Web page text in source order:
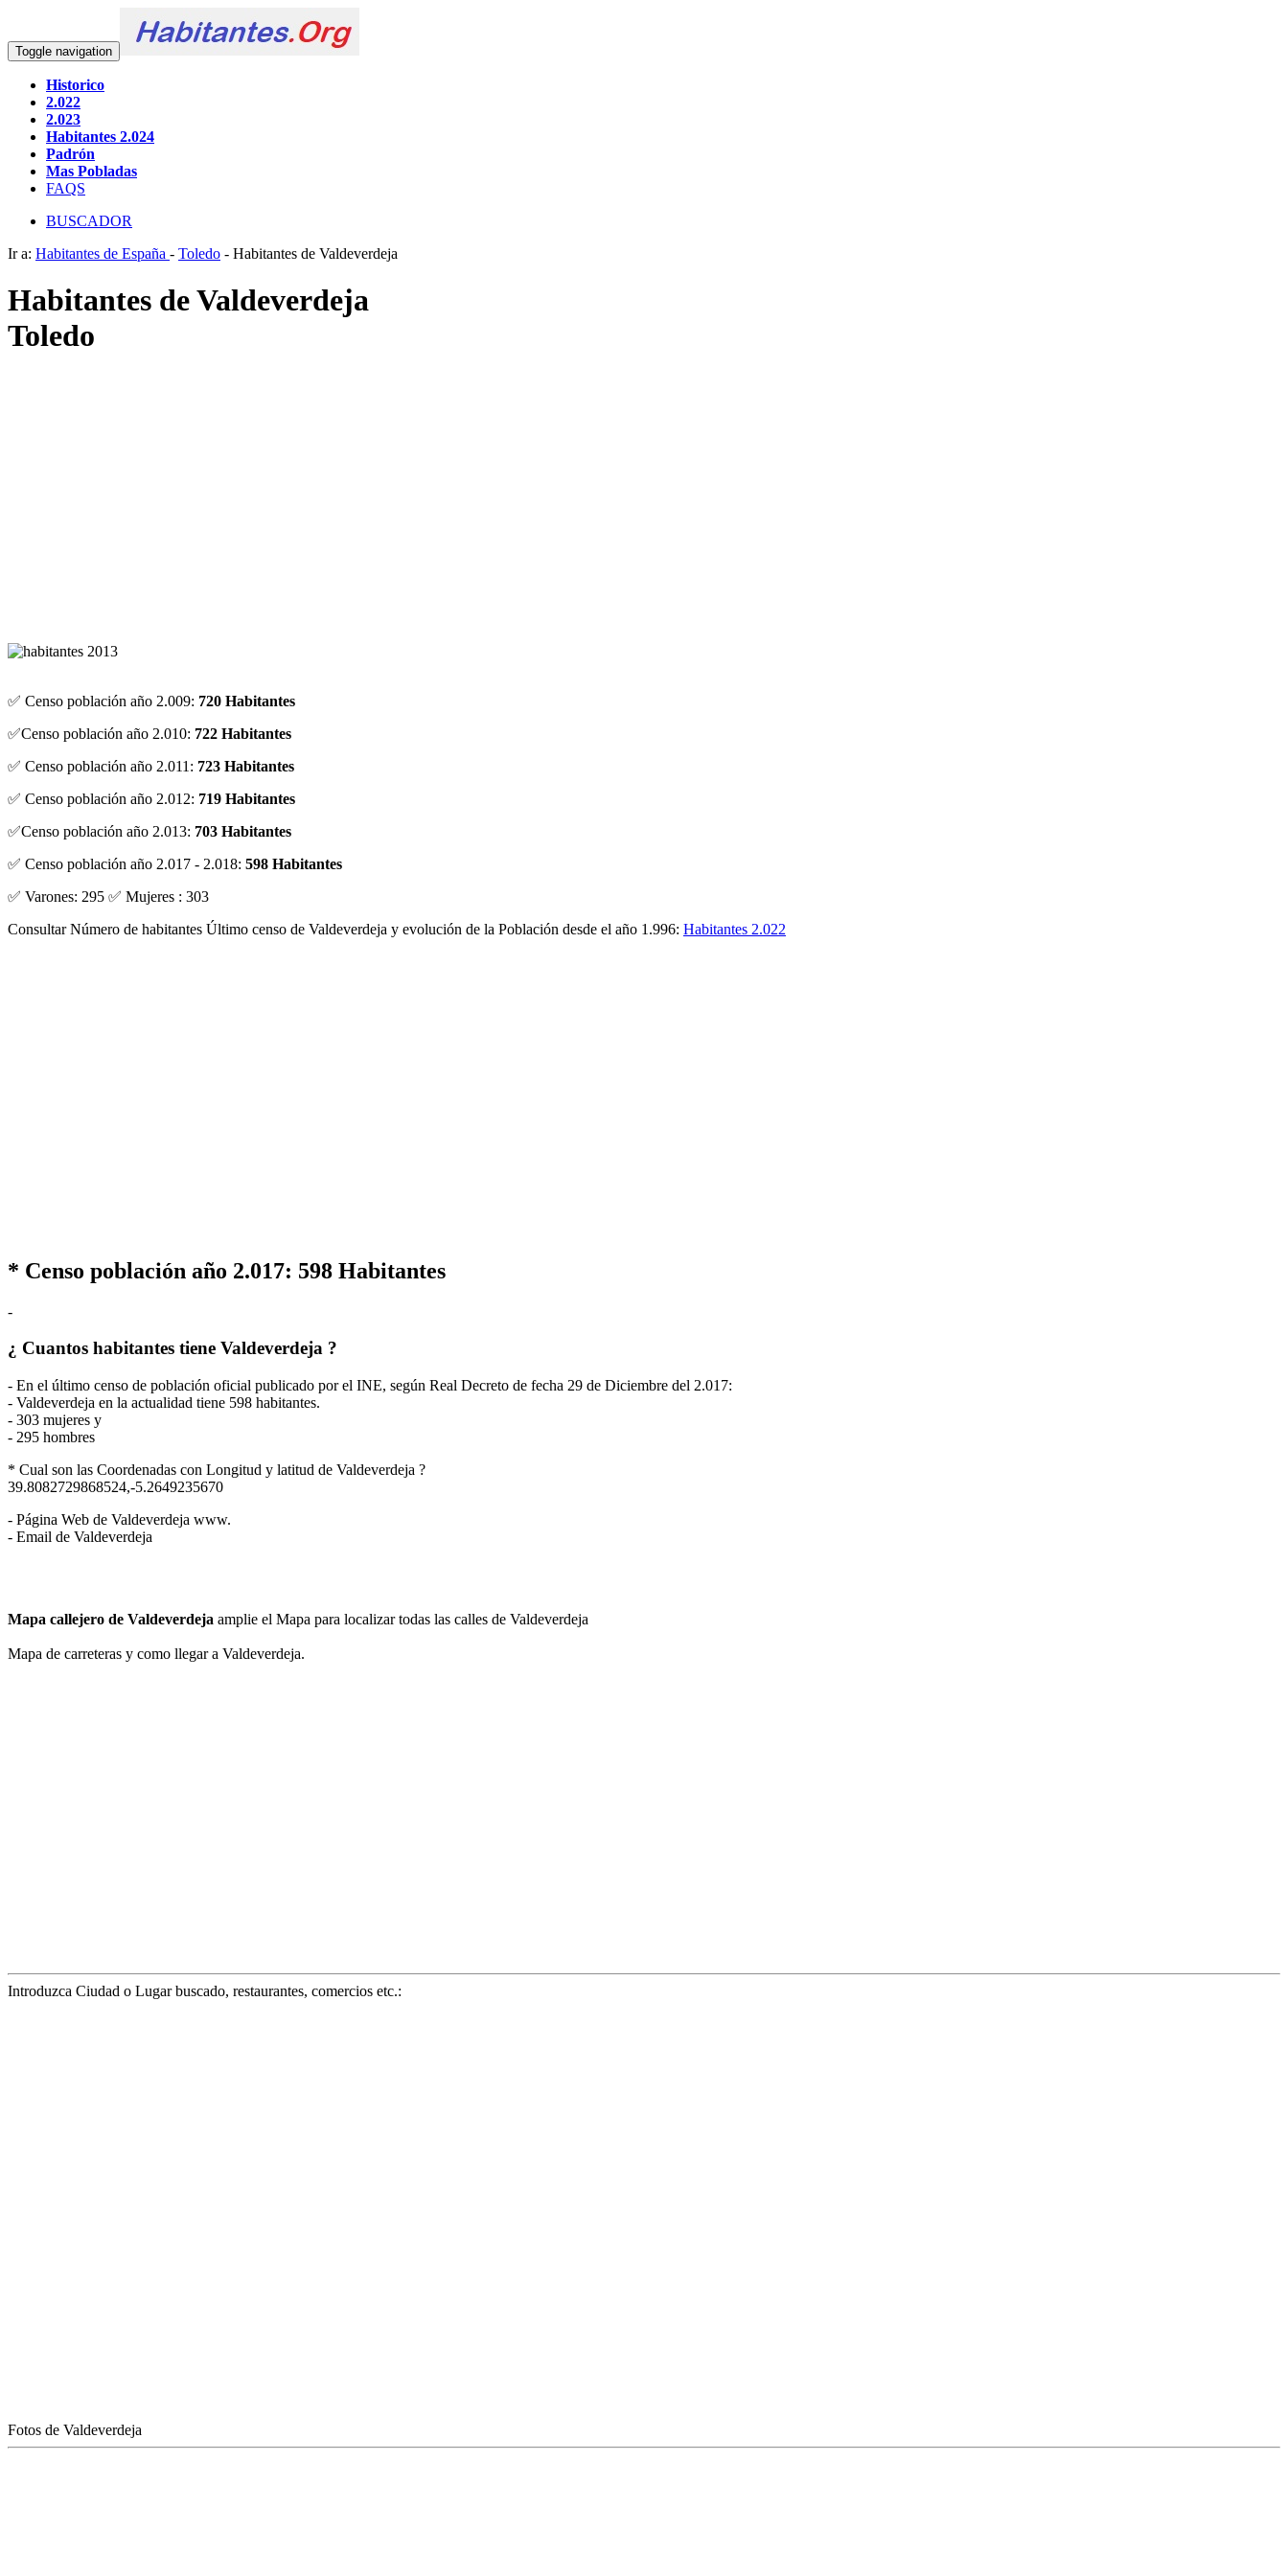
Toggle navigation
Historico
2.022
2.023
Habitantes 2.024
Padrón
Mas Pobladas
FAQS
BUSCADOR
Ir a: Habitantes de España - Toledo - Habitantes de Valdeverdeja
Habitantes de Valdeverdeja
Toledo
✅ Censo población año 2.009: 720 Habitantes
✅Censo población año 2.010: 722 Habitantes
✅ Censo población año 2.011: 723 Habitantes
✅ Censo población año 2.012: 719 Habitantes
✅Censo población año 2.013: 703 Habitantes
✅ Censo población año 2.017 - 2.018: 598 Habitantes
✅ Varones: 295 ✅ Mujeres : 303
Consultar Número de habitantes Último censo de Valdeverdeja y evolución de la Población desde el año 1.996: Habitantes 2.022
* Censo población año 2.017: 598 Habitantes
-
¿ Cuantos habitantes tiene Valdeverdeja ?
- En el último censo de población oficial publicado por el INE, según Real Decreto de fecha 29 de Diciembre del 2.017:
- Valdeverdeja en la actualidad tiene 598 habitantes.
- 303 mujeres y
- 295 hombres
* Cual son las Coordenadas con Longitud y latitud de Valdeverdeja ?
39.8082729868524,-5.2649235670
- Página Web de Valdeverdeja www.
- Email de Valdeverdeja
Mapa callejero de Valdeverdeja amplie el Mapa para localizar todas las calles de Valdeverdeja
Mapa de carreteras y como llegar a Valdeverdeja.
Introduzca Ciudad o Lugar buscado, restaurantes, comercios etc.:
Fotos de Valdeverdeja